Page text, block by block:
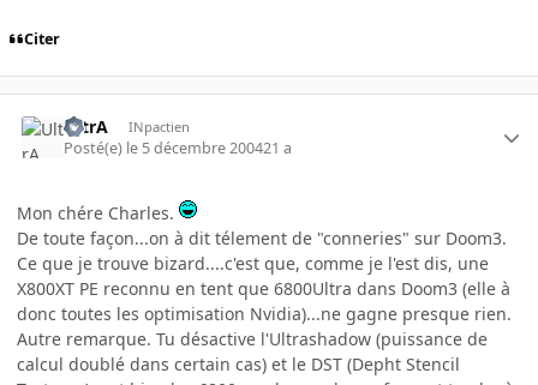
Citer
UltrA INpactien
Posté(e) le 5 décembre 200421 a
Mon chére Charles.
De toute façon...on à dit télement de "conneries" sur Doom3.
Ce que je trouve bizard....c'est que, comme je l'est dis, une
X800XT PE reconnu en tent que 6800Ultra dans Doom3 (elle à
donc toutes les optimisation Nvidia)...ne gagne presque rien.
Autre remarque. Tu désactive l'Ultrashadow (puissance de
calcul doublé dans certain cas) et le DST (Depht Stencil